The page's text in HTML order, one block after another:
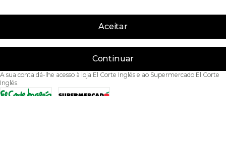
Aceitar
Continuar
A sua conta dá-lhe acesso à loja El Corte Inglés e ao Supermercado El Corte
Inglés.